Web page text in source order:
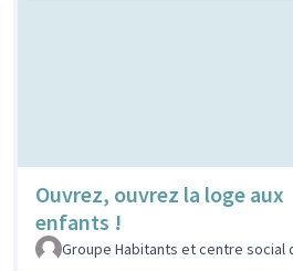
Ouvrez, ouvrez la loge aux
enfants !
Groupe Habitants et centre social